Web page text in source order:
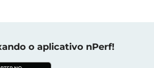
o aplicativo nPerf!